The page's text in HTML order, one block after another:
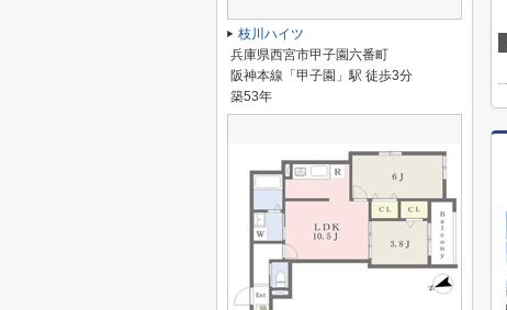
枝川ハイツ
兵庫県西宮市甲子園六番町
阪神本線「甲子園」駅 徒歩3分
築53年